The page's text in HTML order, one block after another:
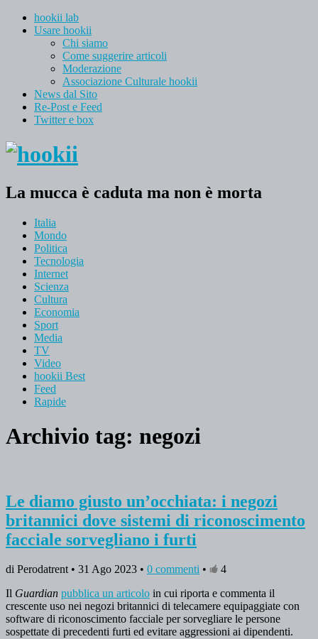
hookii lab
Usare hookii
Chi siamo
Come suggerire articoli
Moderazione
Associazione Culturale hookii
News dal Sito
Re-Post e Feed
Twitter e box
La mucca è caduta ma non è morta
Italia
Mondo
Politica
Tecnologia
Internet
Scienza
Cultura
Economia
Sport
Media
TV
Video
hookii Best
Feed
Rapide
Archivio tag: negozi
Le diamo giusto un’occhiata: i negozi
britannici dove sistemi di riconoscimento
facciale sorvegliano i furti
di Perodatrent • 31 Ago 2023 • 0 commenti •
4
Il Guardian pubblica un articolo in cui riporta e commenta il
crescente uso nei negozi britannici di telecamere equipaggiate con
software di riconoscimento facciale per sorvegliare le persone
sospettate di precedenti furti ed evitare aggressioni ai dipendenti.